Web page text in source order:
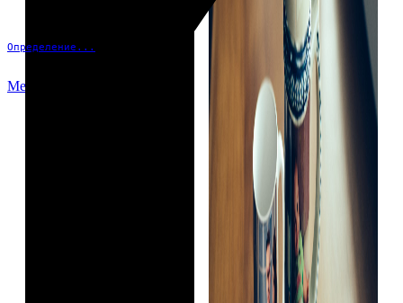
Определение...
Меню